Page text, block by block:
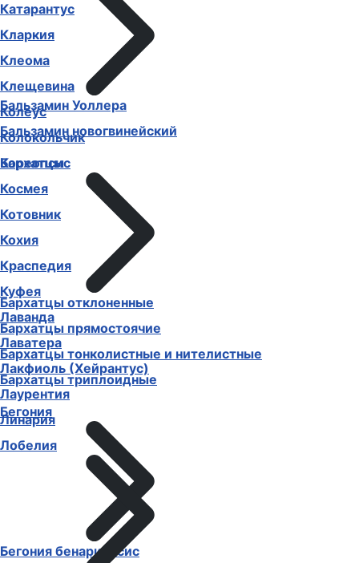
Бальзамин Уоллера
Бальзамин новогвинейский
Бархатцы
Бархатцы отклоненные
Бархатцы прямостоячие
Бархатцы тонколистные и нителистные
Бархатцы триплоидные
Бегония
Бегония бенариенсис
Катарантус
Кларкия
Клеома
Клещевина
Колеус
Колокольчик
Кореопсис
Космея
Котовник
Кохия
Краспедия
Куфея
Лаванда
Лаватера
Лакфиоль (Хейрантус)
Лаурентия
Линария
Лобелия